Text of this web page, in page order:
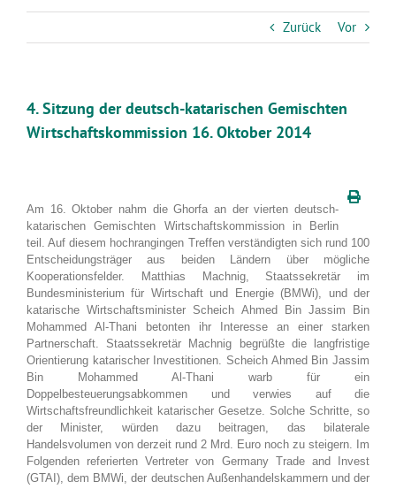
Zurück Vor
4. Sitzung der deutsch-katarischen Gemischten
Wirtschaftskommission 16. Oktober 2014
Am 16. Oktober nahm die Ghorfa an der vierten deutsch-
katarischen Gemischten Wirtschaftskommission in Berlin
teil. Auf diesem hochrangingen Treffen verständigten sich rund 100
Entscheidungsträger aus beiden Ländern über mögliche
Kooperationsfelder. Matthias Machnig, Staatssekretär im
Bundesministerium für Wirtschaft und Energie (BMWi), und der
katarische Wirtschaftsminister Scheich Ahmed Bin Jassim Bin
Mohammed Al-Thani betonten ihr Interesse an einer starken
Partnerschaft. Staatssekretär Machnig begrüßte die langfristige
Orientierung katarischer Investitionen. Scheich Ahmed Bin Jassim
Bin Mohammed Al-Thani warb für ein
Doppelbesteuerungsabkommen und verwies auf die
Wirtschaftsfreundlichkeit katarischer Gesetze. Solche Schritte, so
der Minister, würden dazu beitragen, das bilaterale
Handelsvolumen von derzeit rund 2 Mrd. Euro noch zu steigern. Im
Folgenden referierten Vertreter von Germany Trade and Invest
(GTAI), dem BMWi, der deutschen Außenhandelskammern und der